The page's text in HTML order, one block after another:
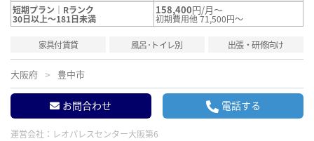
短期プラン｜Rランク
30日以上～181日未満
158,400円/月～
初期費用他 71,500円～
家具付賃貸 風呂･トイレ別 出張・研修向け
大阪府 豊中市
お問合わせ 電話する
運営会社： レオパレスセンター大阪第6